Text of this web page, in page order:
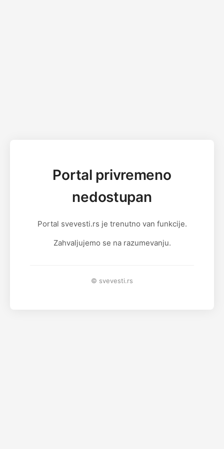
Portal privremeno
nedostupan
Portal svevesti.rs je trenutno van funkcije.
Zahvaljujemo se na razumevanju.
© svevesti.rs